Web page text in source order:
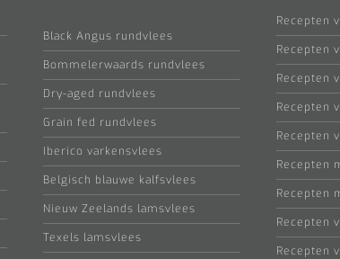
Black Angus rundvlees
Bommelerwaards rundvlees
Dry-aged rundvlees
Grain fed rundvlees
Iberico varkensvlees
Belgisch blauwe kalfsvlees
Nieuw Zeelands lamsvlees
Texels lamsvlees
Recepten
Recepten
Recepten
Recepten
Recepten
Recepten
Recepten
Recepten
Recepten